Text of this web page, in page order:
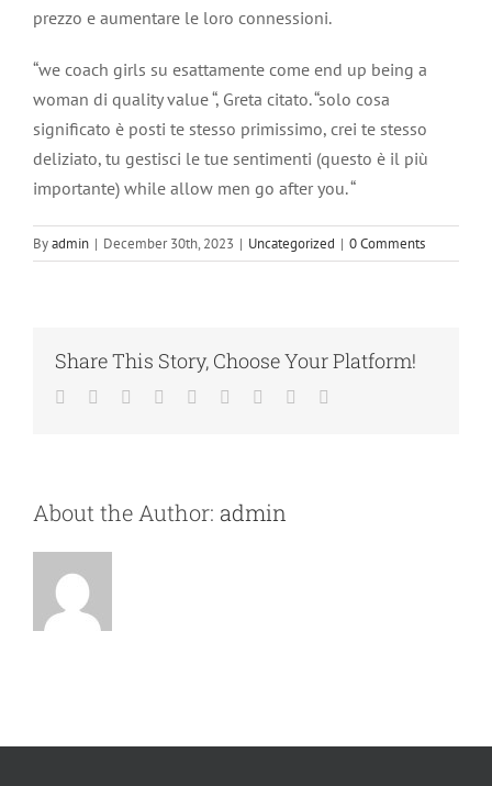
prezzo e aumentare le loro connessioni.
“we coach girls su esattamente come end up being a
woman di quality value “, Greta citato. “solo cosa
significato è posti te stesso primissimo, crei te stesso
deliziato, tu gestisci le tue sentimenti (questo è il più
importante) while allow men go after you. “
Byadmin | December 30th, 2023 | Uncategorized | 0 Comments
Share This Story, Choose Your Platform!
Facebook
TwitterLinkedIn
Reddit Whatsapp
TumblrPinterest
About the Author: admin